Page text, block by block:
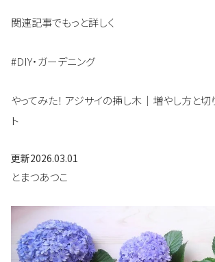
関連記事でもっと詳しく
#DIY・ガーデニング
やってみた！ アジサイの挿し木｜増やし方と
ト
更新2026.03.01
とまつあつこ